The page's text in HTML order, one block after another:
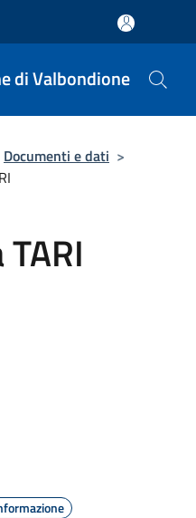
di Valbondione
Documenti e dati >